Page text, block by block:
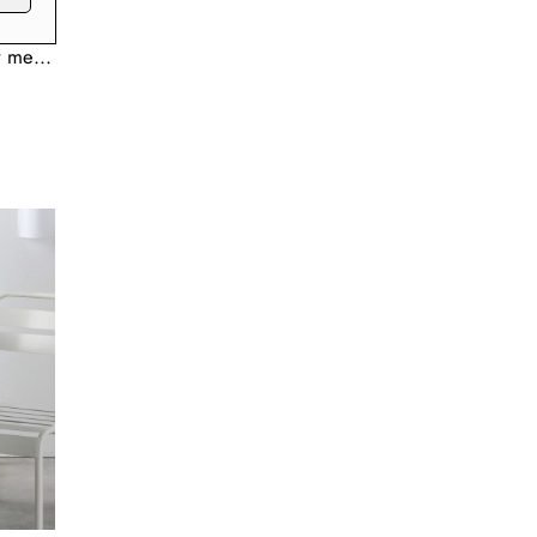
Mantel antimanchas de tela por metros impermeable teflon – Ancho 140cm – Rayas azul gris 46068-1